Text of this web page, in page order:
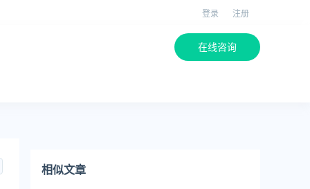
登录 注册
在线咨询
相似文章